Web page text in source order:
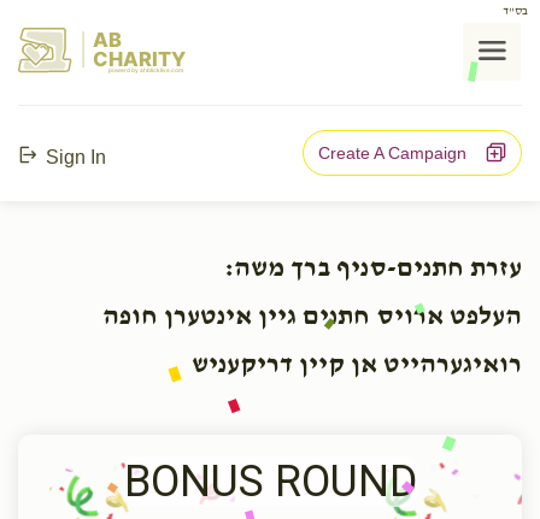
בס"ד
AB
CHARITY
powerd by ahblicklive.com
Sign In Create A Campaign
עזרת חתנים-סניף ברך משה:
העלפט ארויס חתנים גיין אינטערן חופה
רואיגערהייט אן קיין דריקעניש
BONUS ROUND